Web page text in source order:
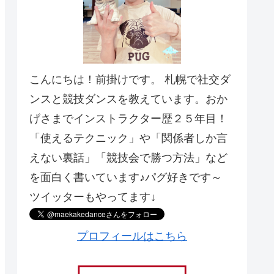
こんにちは！前掛けです。 札幌で社交ダ
ンスと競技ダンスを教えています。おか
げさまでインストラクター歴２５年目！
「使えるテクニック」や「関係者しか言
えない裏話」「競技会で勝つ方法」など
を面白く書いています♪パグ好きです～
ツイッターもやってます↓
プロフィールはこちら